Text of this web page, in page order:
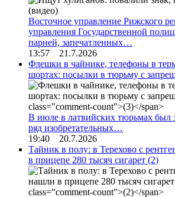
Восточное управление Рижского
управления Государственной
парней, запечатленных…
13:57 21.7.2026
Флешки в чайнике, телефоны в
шортах: посылки в тюрьму с
В июле в латвийских тюрьмах был
ряд изобретательных…
19:40 20.7.2026
Тайник в полу: в Терехово с
в прицепе 280 тысяч сигарет (2)